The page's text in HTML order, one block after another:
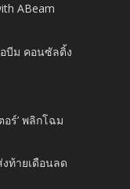
ABeam
บีม คอนซัลติ้ง
อร์’ พลิกโฉม
ท้ายเดือนลด